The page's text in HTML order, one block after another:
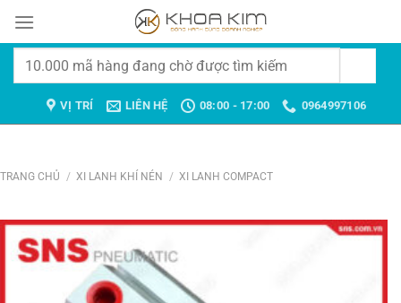
đến
Tìm
VỊ TRÍ LIÊN HỆ 08:00 - 17:00 0964997106
TRANG CHỦ / XI LANH KHÍ NÉN / XI LANH COMPACT